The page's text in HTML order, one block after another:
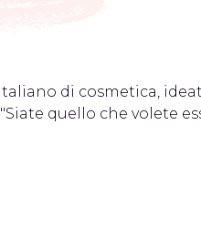
di cosmetica,
quello che volete